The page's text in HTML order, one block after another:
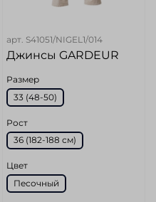
арт. S41051/NIGEL1/014
Джинсы GARDEUR
Размер
33 (48-50)
Рост
36 (182-188 см)
Цвет
Песочный